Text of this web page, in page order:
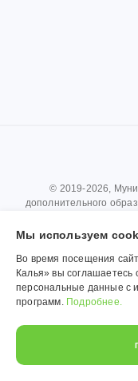
© 2019-2026,
дополнительного
Мы используем
Во время посещения
Калья» вы
персональные данные с
программ. Подробнее.